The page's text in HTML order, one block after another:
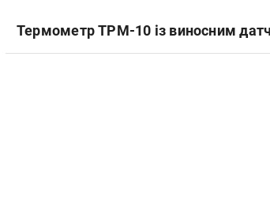
Термометр TPM-10 із виносним